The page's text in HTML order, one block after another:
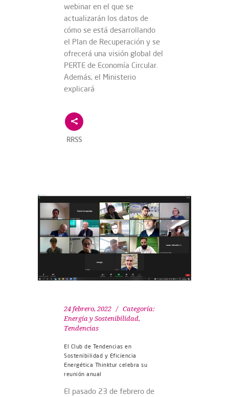
webinar en el que se
actualizarán los datos de
cómo se está desarrollando
el Plan de Recuperación y se
ofrecerá una visión global del
PERTE de Economía Circular.
Además, el Ministerio
explicará
RRSS
24 febrero, 2022
Categoría:
Energía y Sostenibilidad,
Tendencias
El Club de Tendencias en
Sostenibilidad y Eficiencia
Energética Thinktur celebra su
reunión anual
El pasado 23 de febrero de